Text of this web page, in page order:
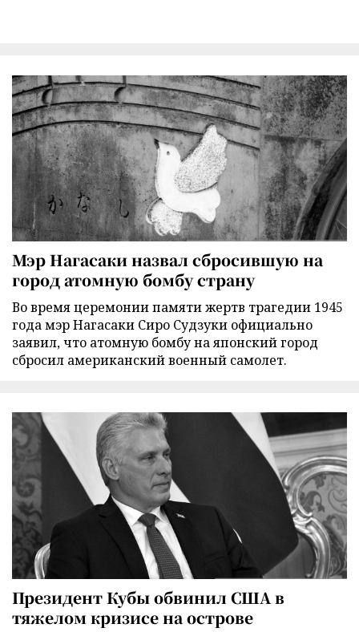
Мэр Нагасаки назвал сбросившую на
город атомную бомбу страну
Во время церемонии памяти жертв трагедии 1945
года мэр Нагасаки Сиро Судзуки официально
заявил, что атомную бомбу на японский город
сбросил американский военный самолет.
Президент Кубы обвинил США в
тяжелом кризисе на острове